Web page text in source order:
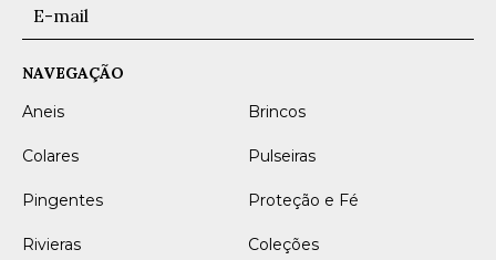
NAVEGAÇÃO
Aneis
Brincos
Colares Pulseiras
Pingentes Proteção e Fé
Rivieras Coleções